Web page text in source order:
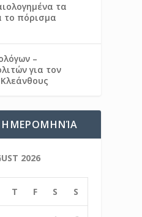
τα
το πόρισμα
–
για τον
2026
T F S S